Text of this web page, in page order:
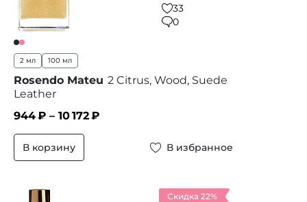
33
0
2 мл 100 мл
Rosendo Mateu 2 Citrus, Wood, Suede
Leather
944₽ – 10 172₽
В корзину В избранное
Скидка 22%